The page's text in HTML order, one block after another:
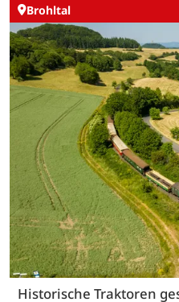
Brohltal
Historische Traktoren